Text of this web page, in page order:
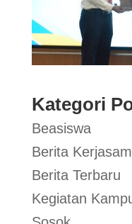
Kategori
Beasiswa
Berita
Berita Terbaru
Kegiatan